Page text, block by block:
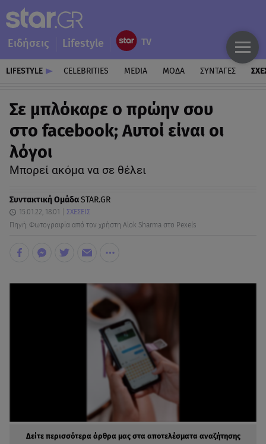
Ειδήσεις Lifestyle
LIFESTYLE CELEBRITIES MEDIA ΜΟΔΑ ΣΥΝΤΑΓΕΣ
Σε μπλόκαρε ο πρώην σου
στo facebook; Αυτοί είναι οι
λόγοι
Μπορεί ακόμα να σε θέλει
Συντακτική ΟμάδαSTAR.GR
15.01.22, 18:01
ΣΧΕΣΕΙΣ
Πηγή: Φωτογραφία από τον χρήστη Alok Sharma στο Pexels
Δείτε περισσότερα άρθρα μας στα αποτελέσματα αναζήτησης